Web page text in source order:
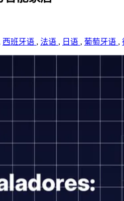
西班牙语 , 法语 , 日语 , 葡萄牙语 ,